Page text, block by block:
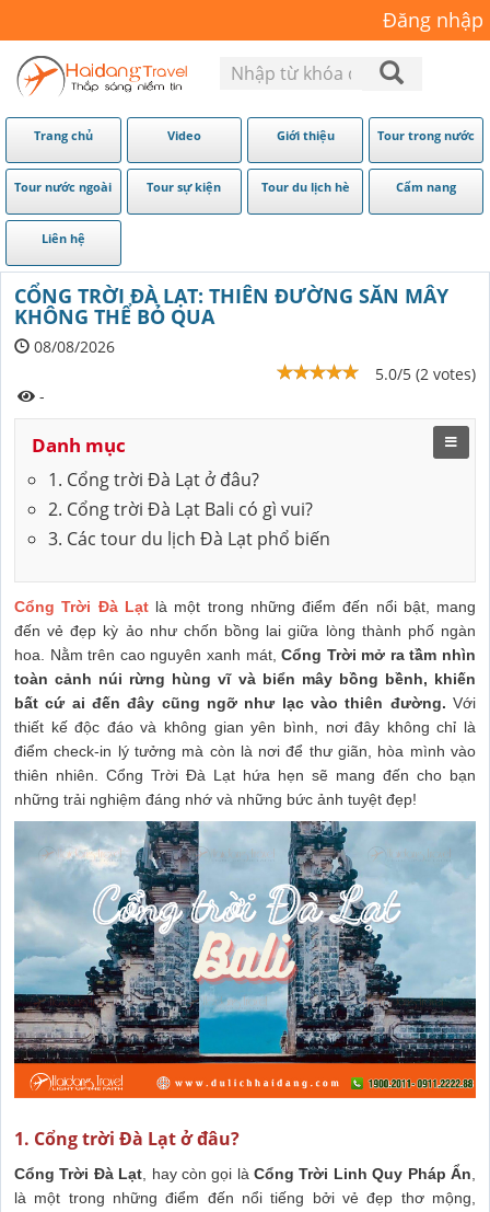
Đăng nhập
Trang chủ Video Giới thiệu Tour trong nước
Tour nước ngoài Tour sự kiện Tour du lịch hè Cẩm nang
Liên hệ
CỔNG TRỜI ĐÀ LẠT: THIÊN ĐƯỜNG SĂN MÂY
KHÔNG THỂ BỎ QUA
08/08/2026
5.0/5 (2 votes)
-
Danh mục
1. Cổng trời Đà Lạt ở đâu?
2. Cổng trời Đà Lạt Bali có gì vui?
3. Các tour du lịch Đà Lạt phổ biến
Cổng Trời Đà Lạtlà một trong những điểm đến nổi bật, mang
đến vẻ đẹp kỳ ảo như chốn bồng lai giữa lòng thành phố ngàn
hoa. Nằm trên cao nguyên xanh mát, Cổng Trời mở ra tầm nhìn
toàn cảnh núi rừng hùng vĩ và biển mây bồng bềnh, khiến
bất cứ ai đến đây cũng ngỡ như lạc vào thiên đường. Với
thiết kế độc đáo và không gian yên bình, nơi đây không chỉ là
điểm check-in lý tưởng mà còn là nơi để thư giãn, hòa mình vào
thiên nhiên. Cổng Trời Đà Lạt hứa hẹn sẽ mang đến cho bạn
những trải nghiệm đáng nhớ và những bức ảnh tuyệt đẹp!
1. Cổng trời Đà Lạt ở đâu?
Cổng Trời Đà Lạt , hay còn gọi làCổng Trời Linh Quy Pháp Ẩn
là một trong những điểm đến nổi tiếng bởi vẻ đẹp thơ mộng,